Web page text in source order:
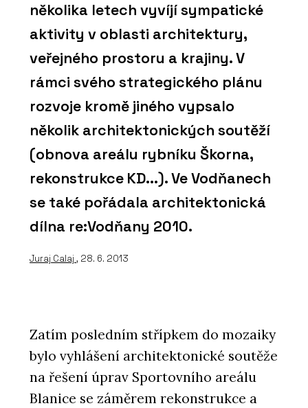
několika letech vyvíjí sympatické
aktivity v oblasti architektury,
veřejného prostoru a krajiny. V
rámci svého strategického plánu
rozvoje kromě jiného vypsalo
několik architektonických soutěží
(obnova areálu rybníku Škorna,
rekonstrukce KD...). Ve Vodňanech
se také pořádala architektonická
dílna re:Vodňany 2010.
Juraj Calaj , 28. 6. 2013
Zatím posledním střípkem do mozaiky
bylo vyhlášení architektonické soutěže
na řešení úprav Sportovního areálu
Blanice se záměrem rekonstrukce a